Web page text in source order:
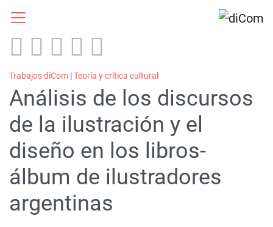
Trabajos diCom |Teoría y crítica cultural
Análisis de los discursos
de la ilustración y el
diseño en los libros-
álbum de ilustradores
argentinas